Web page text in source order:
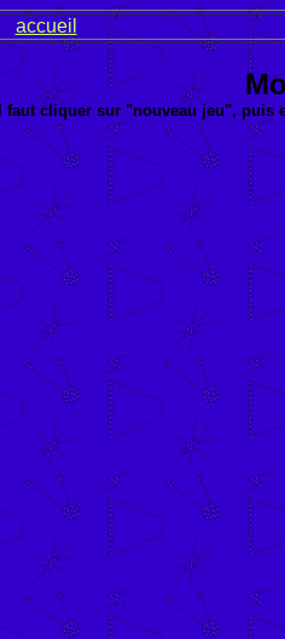
accueil
Il faut cliquer sur "nouveau jeu", puis